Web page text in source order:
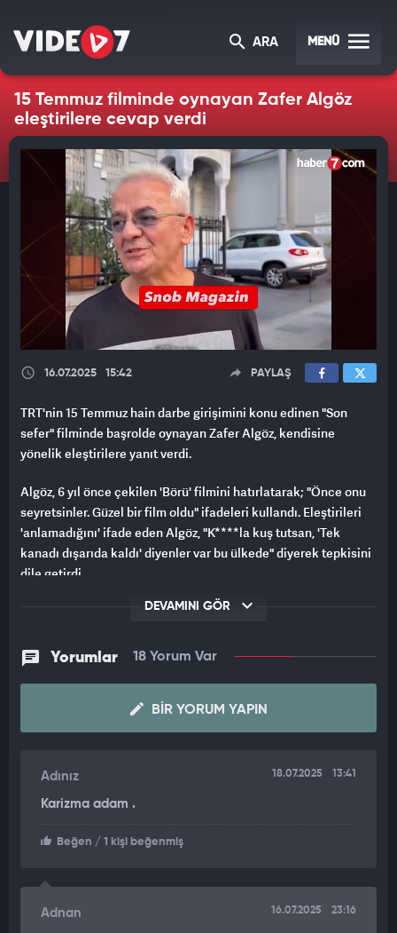
ARA MENÜ
15 Temmuz filminde oynayan Zafer Algöz
eleştirilere cevap verdi
16.07.2025 15:42 PAYLAŞ
TRT'nin 15 Temmuz hain darbe girişimini konu edinen "Son
sefer" filminde başrolde oynayan Zafer Algöz, kendisine
yönelik eleştirilere yanıt verdi.
Algöz, 6 yıl önce çekilen 'Börü' filmini hatırlatarak; "Önce onu
seyretsinler. Güzel bir film oldu" ifadeleri kullandı. Eleştirileri
'anlamadığını' ifade eden Algöz, "K****la kuş tutsan, 'Tek
kanadı dışarıda kaldı' diyenler var bu ülkede" diyerek tepkisini
dile getirdi.
DEVAMINI GÖR
Yorumlar 18 Yorum Var
BIR YORUM YAPIN
Adınız 18.07.2025 13:41
Karizma adam .
Beğen / 1 kişi beğenmiş
Adnan 16.07.2025 23:16